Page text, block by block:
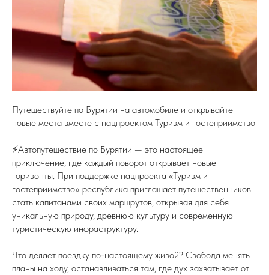
Путешествуйте по Бурятии на автомобиле и открывайте
новые места вместе с нацпроектом Туризм и гостеприимство
⚡️Автопутешествие по Бурятии — это настоящее
приключение, где каждый поворот открывает новые
горизонты. При поддержке нацпроекта «Туризм и
гостеприимство» республика приглашает путешественников
стать капитанами своих маршрутов, открывая для себя
уникальную природу, древнюю культуру и современную
туристическую инфраструктуру.
Что делает поездку по-настоящему живой? Свобода менять
планы на ходу, останавливаться там, где дух захватывает от